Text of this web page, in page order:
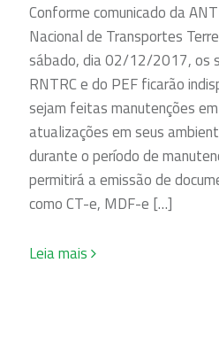
Conforme comunicado da
Nacional de Transportes
sábado, dia 02/12/2017, os
RNTRC e do PEF ficarão
sejam feitas manutenções
atualizações em seus
durante o período de
permitirá a emissão de
como CT-e, MDF-e […]
Leia mais